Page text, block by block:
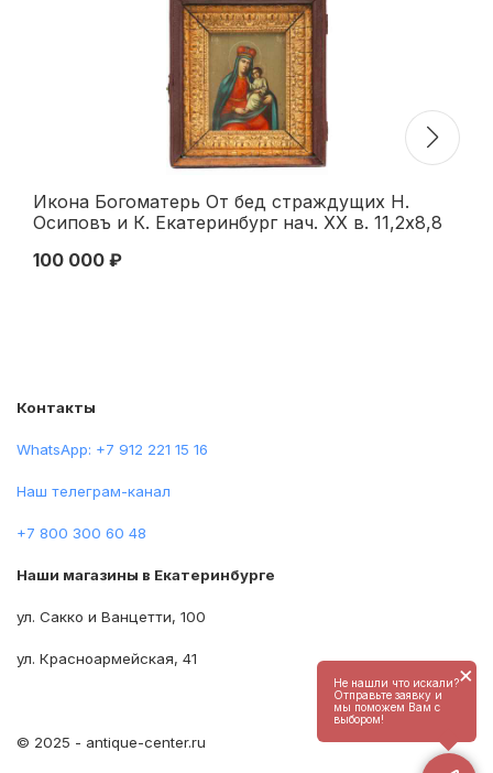
Икона Богоматерь От бед страждущих Н.
Осиповъ и К. Екатеринбург нач. ХХ в. 11,2x8,8
100 000 ₽
Контакты
WhatsApp: +7 912 221 15 16
Наш телеграм-канал
+7 800 300 60 48
Наши магазины в Екатеринбурге
ул. Сакко и Ванцетти, 100
ул. Красноармейская, 41
© 2025 - antique-center.ru
Не нашли что искали?
Отправьте заявку и
мы поможем Вам с
выбором!
×